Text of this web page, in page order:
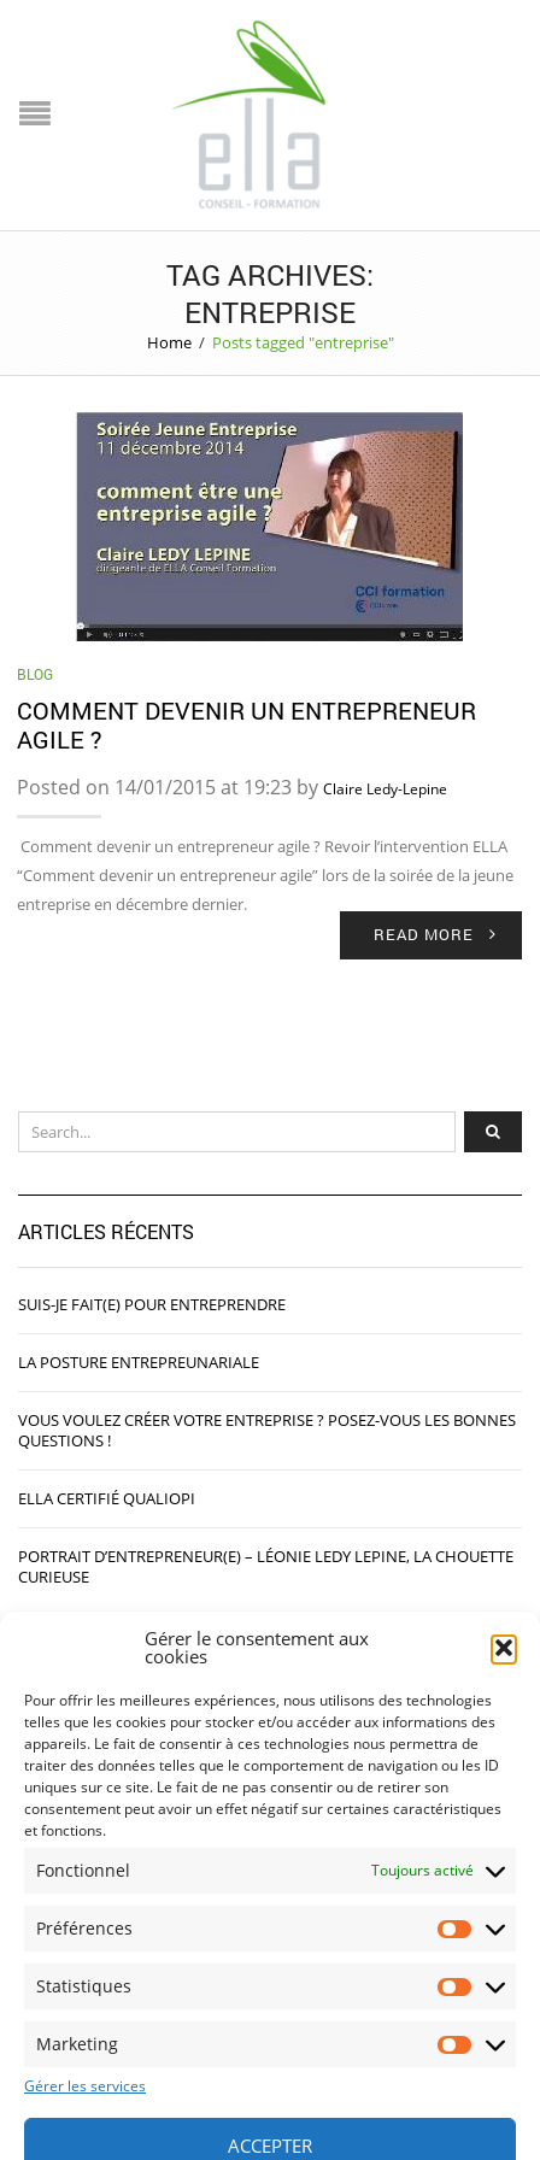
Gérer le consentement aux
cookies
Pour offrir les meilleures expériences, nous utilisons des technologies
telles que les cookies pour stocker et/ou accéder aux informations des
appareils. Le fait de consentir à ces technologies nous permettra de
traiter des données telles que le comportement de navigation ou les ID
uniques sur ce site. Le fait de ne pas consentir ou de retirer son
consentement peut avoir un effet négatif sur certaines caractéristiques
et fonctions.
Fonctionnel Toujours activé
Préférences
Statistiques
Marketing
Gérer les services
ACCEPTER
TAG ARCHIVES:
ENTREPRISE
Home / Posts tagged "entreprise"
BLOG
COMMENT DEVENIR UN ENTREPRENEUR
AGILE ?
Posted on 14/01/2015 at 19:23 by Claire Ledy-Lepine
Comment devenir un entrepreneur agile ? Revoir l’intervention ELLA
“Comment devenir un entrepreneur agile” lors de la soirée de la jeune
entreprise en décembre dernier.
READ MORE
ARTICLES RÉCENTS
SUIS-JE FAIT(E) POUR ENTREPRENDRE
LA POSTURE ENTREPREUNARIALE
VOUS VOULEZ CRÉER VOTRE ENTREPRISE ? POSEZ-VOUS LES BONNES
QUESTIONS !
ELLA CERTIFIÉ QUALIOPI
PORTRAIT D’ENTREPRENEUR(E) – LÉONIE LEDY LEPINE, LA CHOUETTE
CURIEUSE
BLOG
LES NEWS D'ELLA
CONTACT
MENTIONS LÉGALES